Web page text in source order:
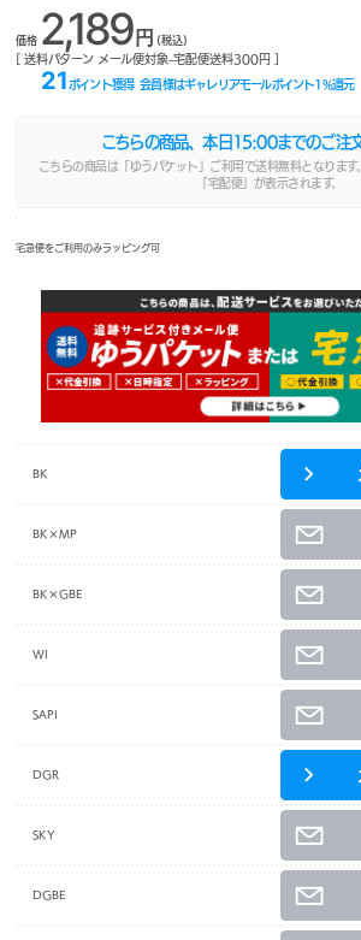
価格 2,189円 (税込)
[ 送料パターン メール便対象-宅配便送料300円 ]
21 ポイント獲得 会員様はギャレリアモールポイント1 %還元
こちらの商品、本日 15:00までのご注
こちらの商品は「ゆうパケット」ご利用で送料無料となりま
「宅配便」が表示されます。
宅急便をご利用のみラッピング可
BK
BK×MP
BK×GBE
WI
SAPI
DGR
SKY
DGBE